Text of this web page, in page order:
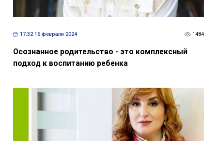
17:32 16 февраля 2024 1484
Осознанное родительство - это комплексный
подход к воспитанию ребенка